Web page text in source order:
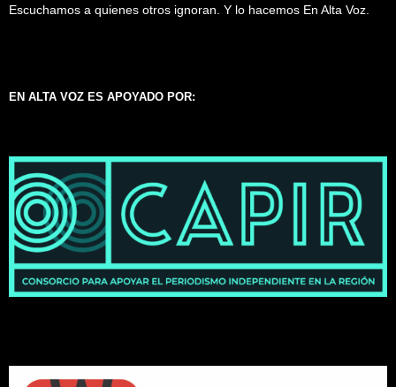
Escuchamos a quienes otros ignoran. Y lo hacemos En Alta Voz.
EN ALTA VOZ ES APOYADO POR: